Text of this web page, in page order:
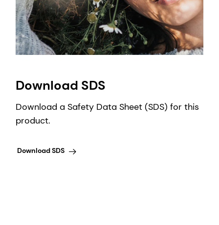
Download SDS
Download a Safety Data Sheet (SDS) for this
product.
Download SDS